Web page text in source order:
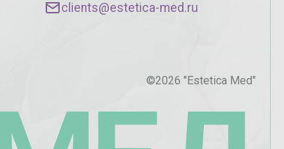
clients@estetica-med.ru
©2026 "Estetica Med"